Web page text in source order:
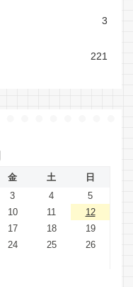
3
221
金 土
日
3 4
5
10 11
12
17 18
19
24 25
26